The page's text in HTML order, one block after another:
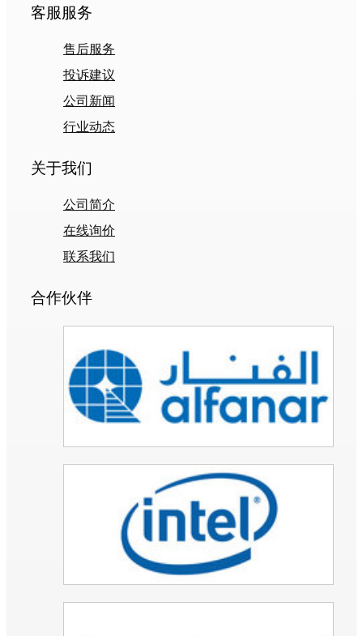
客服服务
售后服务
投诉建议
公司新闻
行业动态
关于我们
公司简介
在线询价
联系我们
合作伙伴